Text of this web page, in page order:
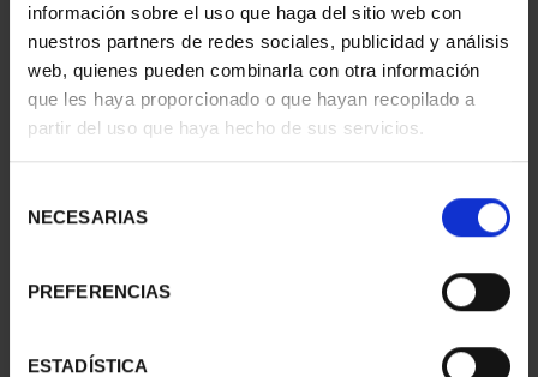
información sobre el uso que haga del sitio web con
nuestros partners de redes sociales, publicidad y análisis
web, quienes pueden combinarla con otra información
que les haya proporcionado o que hayan recopilado a
partir del uso que haya hecho de sus servicios.
NECESARIAS
PREFERENCIAS
ESTADÍSTICA
CIUDADES PATRIMONIO
III - TARRAGONA
CIUDADES PATRIMONIO
III - SEGOVIA